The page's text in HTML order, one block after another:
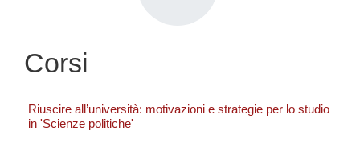
Corsi
Riuscire all’università: motivazioni e strategie per lo studio
in 'Scienze politiche'